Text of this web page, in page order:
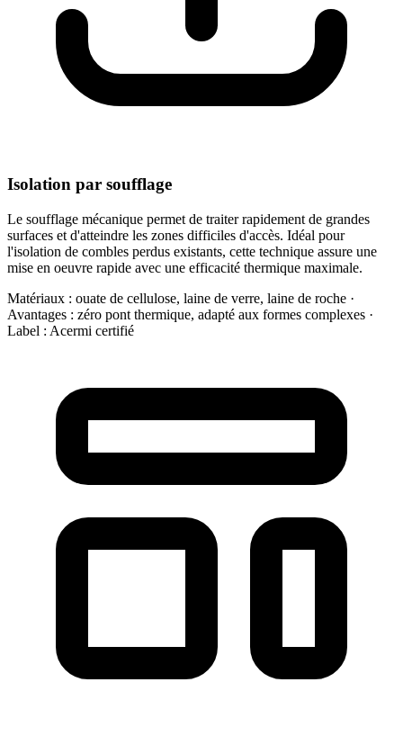
Isolation par soufflage
Le soufflage mécanique permet de traiter rapidement de grandes
surfaces et d'atteindre les zones difficiles d'accès. Idéal pour
l'isolation de combles perdus existants, cette technique assure une
mise en oeuvre rapide avec une efficacité thermique maximale.
Matériaux : ouate de cellulose, laine de verre, laine de roche ·
Avantages : zéro pont thermique, adapté aux formes complexes ·
Label : Acermi certifié